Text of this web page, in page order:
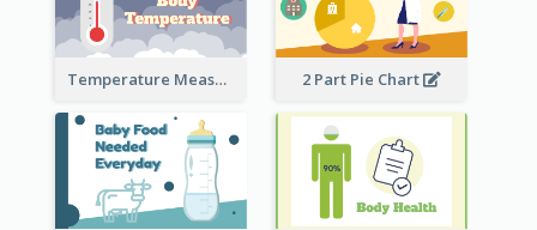
Temperature Measurement 2 Part Pie Chart